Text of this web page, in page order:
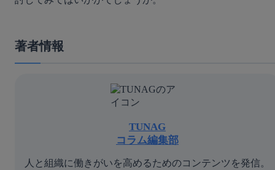
著者情報
TUNAG
コラム編集部
人と組織に働きがいを高めるためのコンテンツを発信。